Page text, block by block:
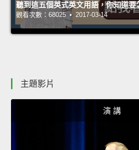
聽到這五個英式英文用語，你知道要
觀看次數：68025 • 2017-03-14
主題影片
演 講